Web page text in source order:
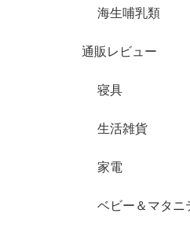
海生哺乳類
通販レビュー
寝具
生活雑貨
家電
ベビー＆マタニ